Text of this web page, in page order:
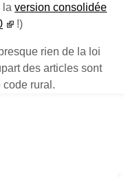
laversion consolidée
!)
rien de la loi
des articles sont
code rural.